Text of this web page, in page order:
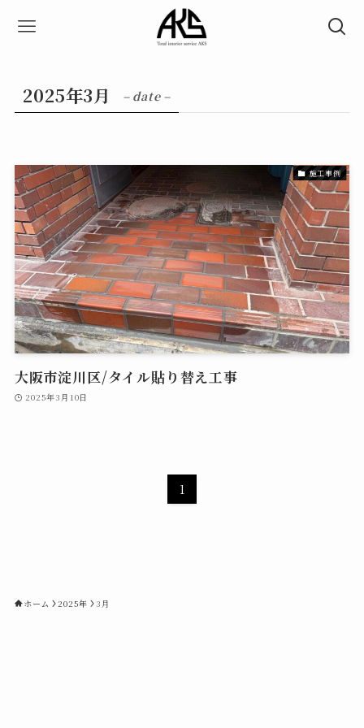
2025年3月 – date –
施工事例
大阪市淀川区/タイル貼り替え工事
2025年3月10日
1
ホーム 2025年 3月